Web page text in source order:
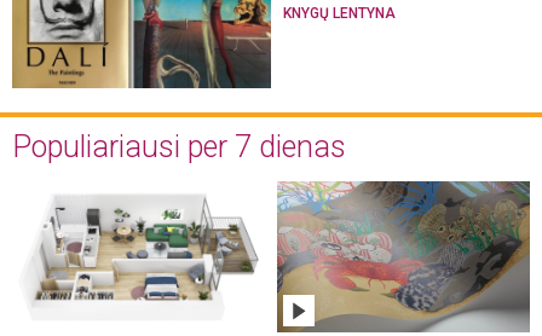
KNYGŲ LENTYNA
Populiariausi per 7 dienas